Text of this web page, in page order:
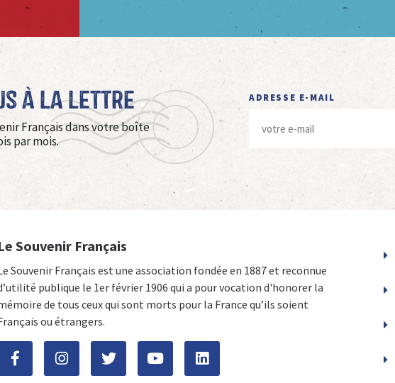
à La Lettre
Français dans votre boîte
par mois.
ADRESSE E-MAIL
Souvenir Français
Souvenir Français est une association fondée en 1887 et reconnue
publique le 1er février 1906 qui a pour vocation d'honorer la
de tous ceux qui sont morts pour la France qu’ils soient
ou étrangers.